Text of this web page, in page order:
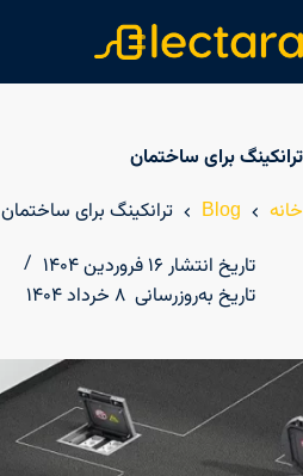
ترانکینگ برای ساختمان‌
خانه
Blog
ترانکینگ برای ساختمان‌
تاریخ انتشار ۱۶ فروردین ۱۴۰۴
تاریخ به‌روزرسانی ۸ خرداد ۱۴۰۴